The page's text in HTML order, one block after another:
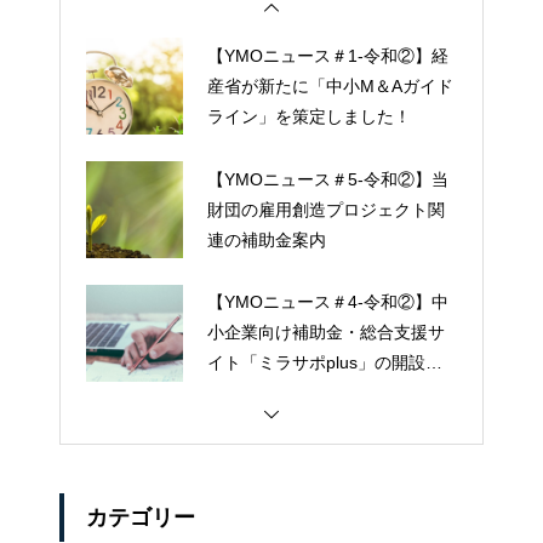
【YMOニュース＃1-令和②】経
産省が新たに「中小M＆Aガイド
ライン」を策定しました！
【YMOニュース＃5-令和②】当
財団の雇用創造プロジェクト関
連の補助金案内
【YMOニュース＃4-令和②】中
小企業向け補助金・総合支援サ
イト「ミラサポplus」の開設に
カテゴリー